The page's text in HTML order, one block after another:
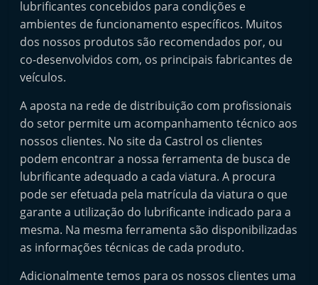
lubrificantes concebidos para condições e
ambientes de funcionamento específicos. Muitos
dos nossos produtos são recomendados por, ou
co-desenvolvidos com, os principais fabricantes de
veículos.
A aposta na rede de distribuição com profissionais
do setor permite um acompanhamento técnico aos
nossos clientes. No site da Castrol os clientes
podem encontrar a nossa ferramenta de busca de
lubrificante adequado a cada viatura. A procura
pode ser efetuada pela matrícula da viatura o que
garante a utilização do lubrificante indicado para a
mesma. Na mesma ferramenta são disponibilizadas
as informações técnicas de cada produto.
Adicionalmente temos para os nossos clientes uma